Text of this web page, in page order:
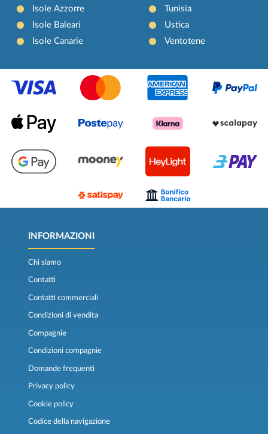
Isole Azzorre
Isole Baleari
Isole Canarie
Tunisia
Ustica
Ventotene
INFORMAZIONI
Chi siamo
Contatti
Contatti commerciali
Condizioni di vendita
Compagnie
Condizioni compagnie
Domande frequenti
Privacy policy
Cookie policy
Codice della navigazione